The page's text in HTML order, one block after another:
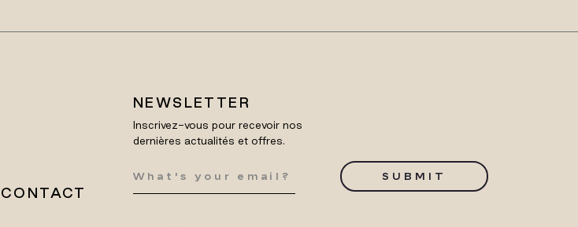
CONTACT
NEWSLETTER
Inscrivez-vous pour recevoir nos
dernières actualités et offres.
SUBMIT